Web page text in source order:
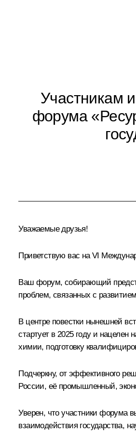
Участникам
форума
Уважаемые друзья!
Приветствую вас на VI
Ваш форум, собирающий
проблем, связанных с
В центре повестки нынешней
стартует в 2025 году и
химии, подготовку
Подчеркну, от эффективного
России, её промышленный,
Уверен, что участники форума
взаимодействия государства,